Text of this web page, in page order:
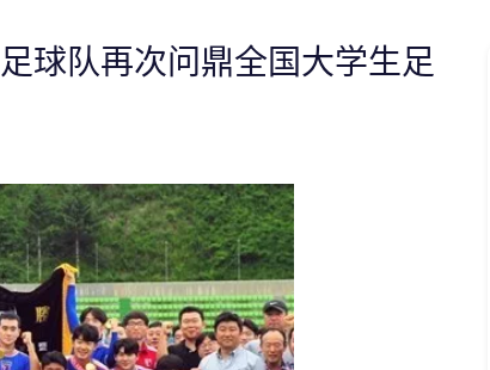
球队再次问鼎全国大学生足